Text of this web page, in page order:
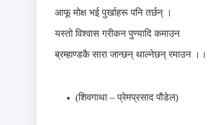
आफू मोक्ष भई पुर्खाहरू पनि तर्छन् ।
यस्तो विश्वास गरीकन पुण्यादि कमाउन
ब्रम्हाण्डकै सारा जान्छन् थाल्नेछन् रमाउन ।।
(शिवगाथा – प्रेमप्रसाद पौडेल)